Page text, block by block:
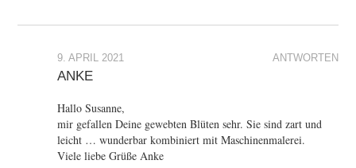
ANTWORTEN
9. APRIL 2021
ANKE
Hallo Susanne,
mir gefallen Deine gewebten Blüten sehr. Sie sind zart und
leicht … wunderbar kombiniert mit Maschinenmalerei.
Viele liebe Grüße Anke